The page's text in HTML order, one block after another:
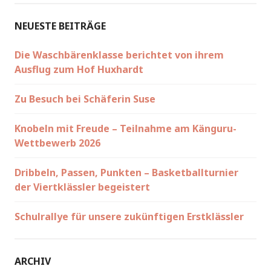
NEUESTE BEITRÄGE
Die Waschbärenklasse berichtet von ihrem
Ausflug zum Hof Huxhardt
Zu Besuch bei Schäferin Suse
Knobeln mit Freude – Teilnahme am Känguru-
Wettbewerb 2026
Dribbeln, Passen, Punkten – Basketballturnier
der Viertklässler begeistert
Schulrallye für unsere zukünftigen Erstklässler
ARCHIV